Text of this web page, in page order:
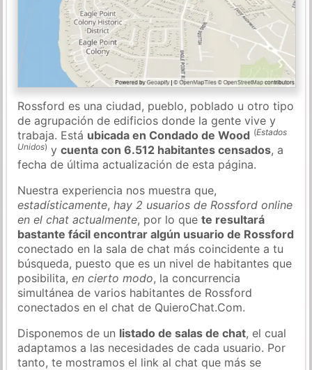
Rossford es una ciudad, pueblo, poblado u otro tipo
de agrupación de edificios donde la gente vive y
trabaja. Está ubicada en Condado de Wood (Estados
Unidos) ycuenta con 6.512 habitantes censados, a
fecha de última actualización de esta página.
Nuestra experiencia nos muestra que,
estadísticamente,hay 2 usuarios de Rossford online
en el chat actualmente, por lo quete resultará
bastante fácil encontrar algún usuario de Rossford
conectado en la sala de chat más coincidente a tu
búsqueda, puesto que es un nivel de habitantes que
posibilita,en cierto modo, la concurrencia
simultánea de varios habitantes de Rossford
conectados en el chat de QuieroChat.Com.
Disponemos de un listado de salas de chat, el cual
adaptamos a las necesidades de cada usuario. Por
tanto, te mostramos el link al chat que más se